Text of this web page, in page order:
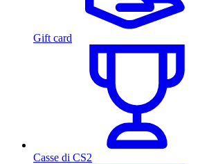
Gift card
Casse di CS2